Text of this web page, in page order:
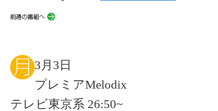
3月3日
プレミアMelodix
テレビ東京系 26:50~